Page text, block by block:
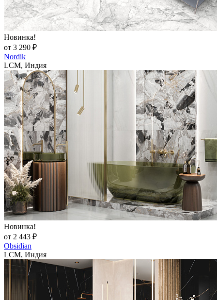
Новинка!
от 3 290 ₽
Nordik
LCM, Индия
Новинка!
от 2 443 ₽
Obsidian
LCM, Индия